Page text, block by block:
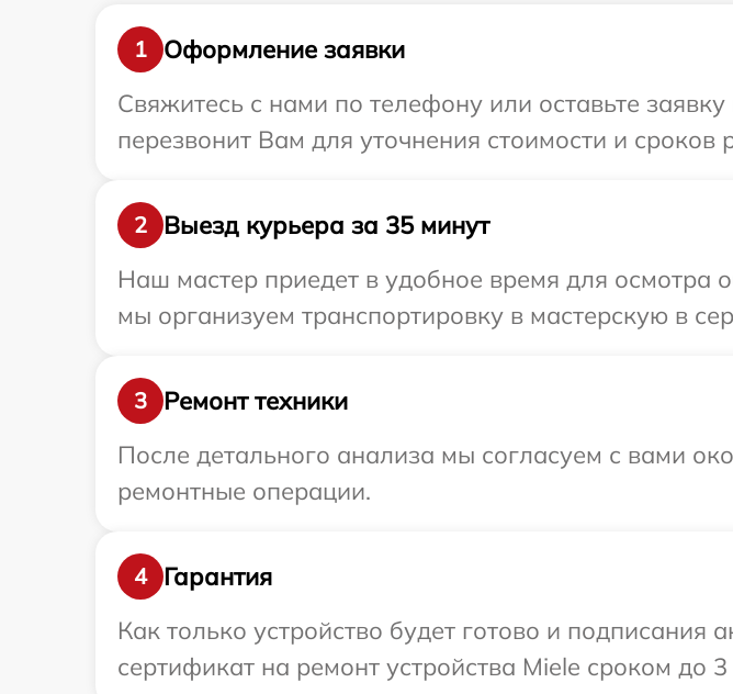
1
Оформление заявки
Свяжитесь с нами по телефону или оставьте
перезвонит Вам для уточнения стоимости и сроков
2
Выезд курьера за 35 минут
Наш мастер приедет в удобное время для осмотра
мы организуем транспортировку в мастерскую в
3
Ремонт техники
После детального анализа мы согласуем с вами
ремонтные операции.
4
Гарантия
Как только устройство будет готово и
сертификат на ремонт устройства Miele сроком до 3